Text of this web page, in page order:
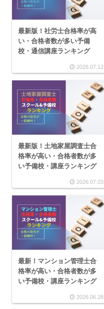
最新版！社労士合格率が高
い・合格者数が多い予備
校・通信講座ランキング
2026.07.12
最新版！土地家屋調査士合
格率が高い・合格者数が多
い予備校・講座ランキング
2026.07.03
最新！マンション管理士合
格率が高い・合格者数が多
い予備校・講座ランキング
2026.06.28